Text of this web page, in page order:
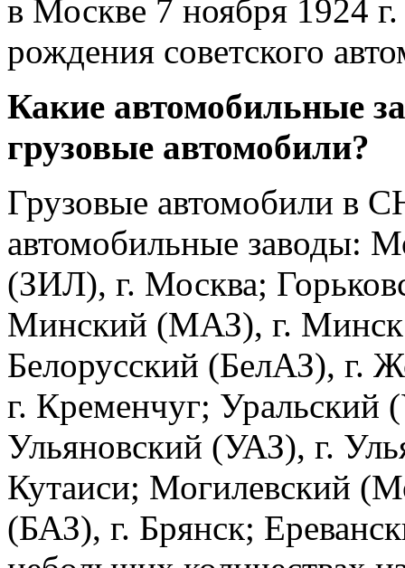
в Москве 7 ноября 1924
рождения советского
Какие автомобильные
грузовые автомобили?
Грузовые автомобили в
автомобильные заводы:
(ЗИЛ), г. Москва;
Минский (МАЗ), г.
Белорусский (БелАЗ), г.
г. Кременчуг; Уральский
Ульяновский (УАЗ), г.
Кутаиси; Могилевский
(БАЗ), г. Брянск;